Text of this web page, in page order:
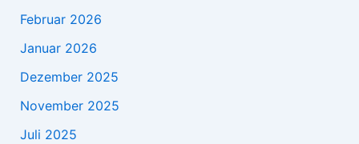
Februar 2026
Januar 2026
Dezember 2025
November 2025
Juli 2025